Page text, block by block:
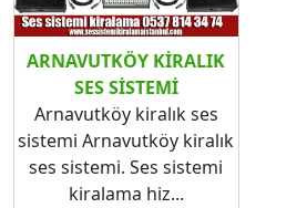
ARNAVUTKÖY KIRALIK
SES SISTEMI
Arnavutköy kiralık ses
sistemi Arnavutköy kiralık
ses sistemi. Ses sistemi
kiralama hiz...